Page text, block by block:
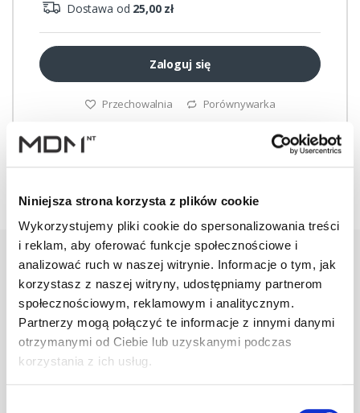
Niniejsza strona korzysta z plików cookie
Wykorzystujemy pliki cookie do spersonalizowania treści
i reklam, aby oferować funkcje społecznościowe i
analizować ruch w naszej witrynie. Informacje o tym, jak
korzystasz z naszej witryny, udostępniamy partnerom
społecznościowym, reklamowym i analitycznym.
Partnerzy mogą połączyć te informacje z innymi danymi
otrzymanymi od Ciebie lub uzyskanymi podczas
korzystania z ich usług.
Dostawa od 25,00 zł
Zaloguj się
Przechowalnia Porównywarka
Specyfikacja Wysyłki Informacje o